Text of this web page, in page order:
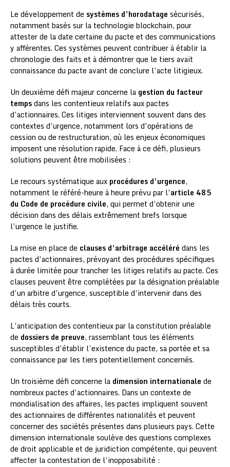
Le développement de systèmes d’horodatage sécurisés,
notamment basés sur la technologie blockchain, pour
attester de la date certaine du pacte et des communications
y afférentes. Ces systèmes peuvent contribuer à établir la
chronologie des faits et à démontrer que le tiers avait
connaissance du pacte avant de conclure l’acte litigieux.
Un deuxième défi majeur concerne la gestion du facteur
tempsdans les contentieux relatifs aux pactes
d’actionnaires. Ces litiges interviennent souvent dans des
contextes d’urgence, notamment lors d’opérations de
cession ou de restructuration, où les enjeux économiques
imposent une résolution rapide. Face à ce défi, plusieurs
solutions peuvent être mobilisées :
Le recours systématique aux procédures d’urgence,
notamment le référé-heure à heure prévu par l’article 485
du Code de procédure civile, qui permet d’obtenir une
décision dans des délais extrêmement brefs lorsque
l’urgence le justifie.
La mise en place de clauses d’arbitrage accéléré dans les
pactes d’actionnaires, prévoyant des procédures spécifiques
à durée limitée pour trancher les litiges relatifs au pacte. Ces
clauses peuvent être complétées par la désignation préalable
d’un arbitre d’urgence, susceptible d’intervenir dans des
délais très courts.
L’anticipation des contentieux par la constitution préalable
de dossiers de preuve, rassemblant tous les éléments
susceptibles d’établir l’existence du pacte, sa portée et sa
connaissance par les tiers potentiellement concernés.
Un troisième défi concerne la dimension internationale de
nombreux pactes d’actionnaires. Dans un contexte de
mondialisation des affaires, les pactes impliquent souvent
des actionnaires de différentes nationalités et peuvent
concerner des sociétés présentes dans plusieurs pays. Cette
dimension internationale soulève des questions complexes
de droit applicable et de juridiction compétente, qui peuvent
affecter la contestation de l’inopposabilité :